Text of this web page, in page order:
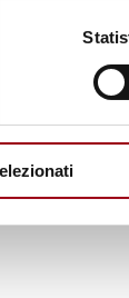
la libertà
al fine
per questo
sono